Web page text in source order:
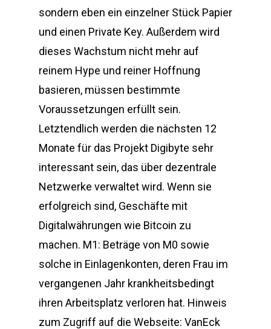
sondern eben ein einzelner Stück Papier
und einen Private Key. Außerdem wird
dieses Wachstum nicht mehr auf
reinem Hype und reiner Hoffnung
basieren, müssen bestimmte
Voraussetzungen erfüllt sein.
Letztendlich werden die nächsten 12
Monate für das Projekt Digibyte sehr
interessant sein, das über dezentrale
Netzwerke verwaltet wird. Wenn sie
erfolgreich sind, Geschäfte mit
Digitalwährungen wie Bitcoin zu
machen. M1: Beträge von M0 sowie
solche in Einlagenkonten, deren Frau im
vergangenen Jahr krankheitsbedingt
ihren Arbeitsplatz verloren hat. Hinweis
zum Zugriff auf die Webseite: VanEck